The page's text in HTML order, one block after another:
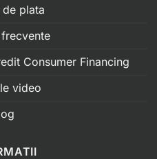
plata
Consumer Financing
video